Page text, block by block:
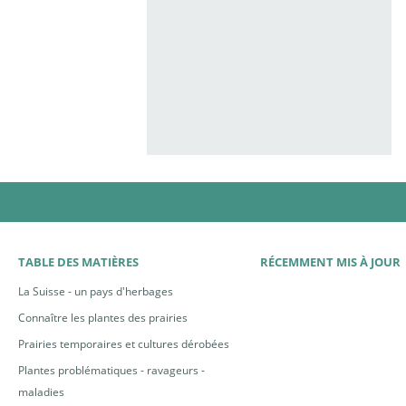
TABLE DES MATIÈRES
La Suisse - un pays d'herbages
Connaître les plantes des prairies
Prairies temporaires et cultures dérobées
Plantes problématiques - ravageurs -
maladies
RÉCEMMENT MIS À JOUR